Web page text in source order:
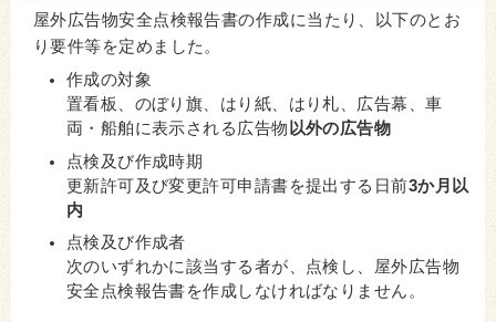
屋外広告物安全点検報告書の作成に当たり、以下のとお
り要件等を定めました。
作成の対象
置看板、のぼり旗、はり紙、はり札、広告幕、車
両・船舶に表示される広告物以外の広告物
点検及び作成時期
更新許可及び変更許可申請書を提出する日前3か月以
内
点検及び作成者
次のいずれかに該当する者が、点検し、屋外広告物
安全点検報告書を作成しなければなりません。